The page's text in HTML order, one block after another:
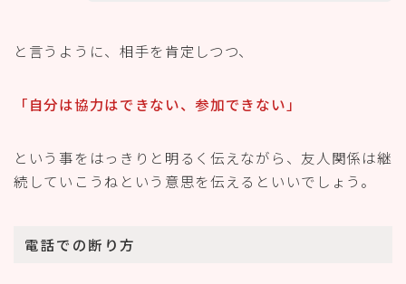
と言うように、相手を肯定しつつ、
「自分は協力はできない、参加できない」
という事をはっきりと明るく伝えながら、友人関係は継
続していこうねという意思を伝えるといいでしょう。
電話での断り方